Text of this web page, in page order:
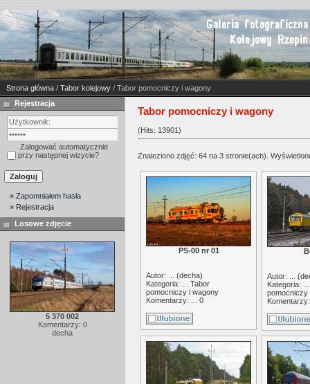
Strona główna / Tabor kolejowy / Tabor pomocniczy i wagony
Rejestracja
Zalogować automatycznie
przy następnej wizycie?
» Zapomniałem hasła
» Rejestracja
Losowe zdjęcie
5 370 002
Komentarzy: 0
decha
Tabor pomocniczy i wagony
(Hits: 13901)
Znaleziono zdjęć: 64 na 3 stronie(ach).
PS-00 nr 01
Autor: ... (decha)
Kategoria: ... Tabor
pomocniczy i wagony
Komentarzy: ... 0
Autor: ... (
Kategoria:
pomocniczy